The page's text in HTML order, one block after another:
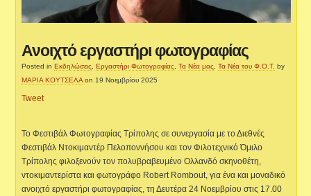
Ανοιχτό εργαστήρι φωτογραφίας
Posted inΕκδηλώσεις,Εργαστήρι Φωτογραφίας,Τα Νέα μας,Τα Νέα του Φ.Ο.Τ. by
ΜΑΡΙΑ ΚΟΥΤΣΕΛΑ on 19 Νοεμβρίου 2025
Tweet
Το Φεστιβάλ Φωτογραφίας Τρίπολης σε συνεργασία με το Διεθνές
Φεστιβάλ Ντοκιμαντέρ Πελοποννήσου και τον Φιλοτεχνικό Όμιλο
Τρίπολης φιλοξενούν τον πολυβραβευμένο Ολλανδό σκηνοθέτη,
ντοκιμαντερίστα και φωτογράφο Robert Rombout, για ένα και μοναδικό
ανοιχτό εργαστήρι φωτογραφίας, τη Δευτέρα 24 Νοεμβρίου στις 17.00